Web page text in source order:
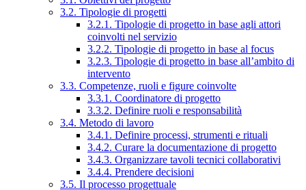
3.2. Tipologie di progetti
3.2.1. Tipologie di progetto in base agli attori
coinvolti nel servizio
3.2.2. Tipologie di progetto in base al focus
3.2.3. Tipologie di progetto in base all’ambito di
intervento
3.3. Competenze, ruoli e figure coinvolte
3.3.1. Coordinatore di progetto
3.3.2. Definire ruoli e responsabilità
3.4. Metodo di lavoro
3.4.1. Definire processi, strumenti e rituali
3.4.2. Curare la documentazione di progetto
3.4.3. Organizzare tavoli tecnici collaborativi
3.4.4. Prendere decisioni
3.5. Il processo progettuale